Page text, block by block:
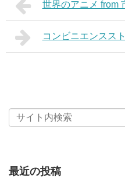
世界のアニメ from
コンビニエンスス
最近の投稿